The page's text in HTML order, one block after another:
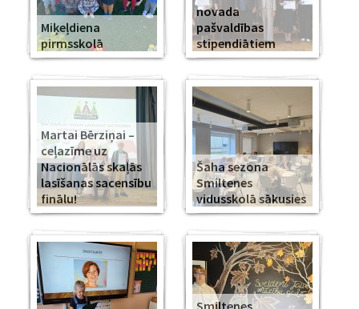
Miķeļdiena
pirmsskolā
novada
pašvaldības
stipendiātiem
Martai Bērziņai –
ceļazīme uz
Nacionālās skaļās
lasīšanas sacensību
finālu!
Šaha sezona
Smiltenes
vidusskolā sākusies
Smiltenes